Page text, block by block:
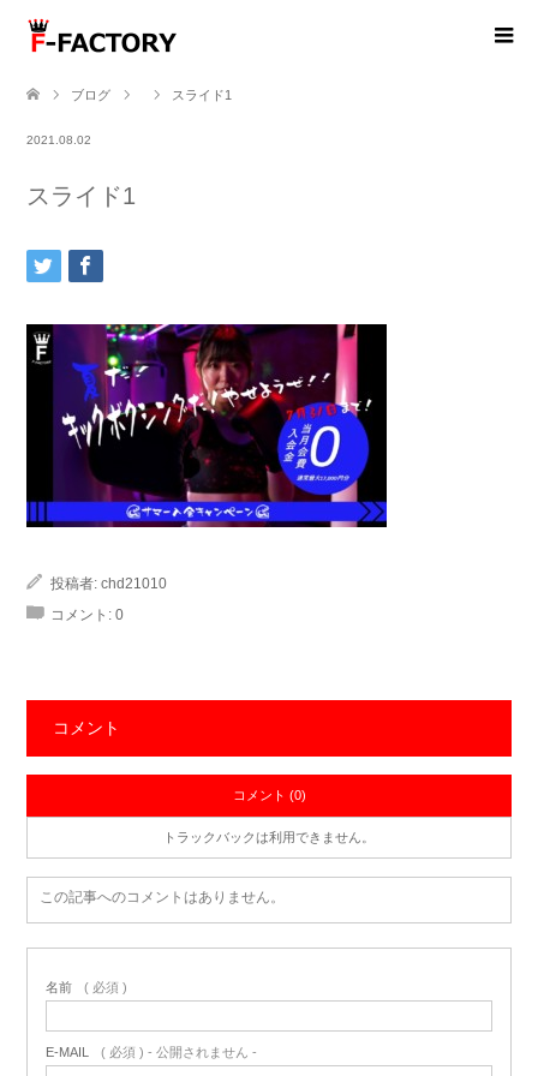
ブログ スライド1
2021.08.02
スライド1
投稿者: chd21010
コメント: 0
コメント
コメント (0)
トラックバックは利用できません。
この記事へのコメントはありません。
名前 ( 必須 )
E-MAIL ( 必須 ) - 公開されません -